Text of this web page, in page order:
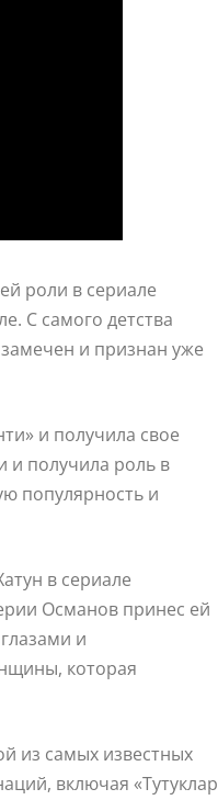
роли в сериале
С самого детства
и признан уже
и получила свое
и получила роль в
популярность и
в сериале
Османов принес ей
и
которая
из самых известных
включая «Тутуклар